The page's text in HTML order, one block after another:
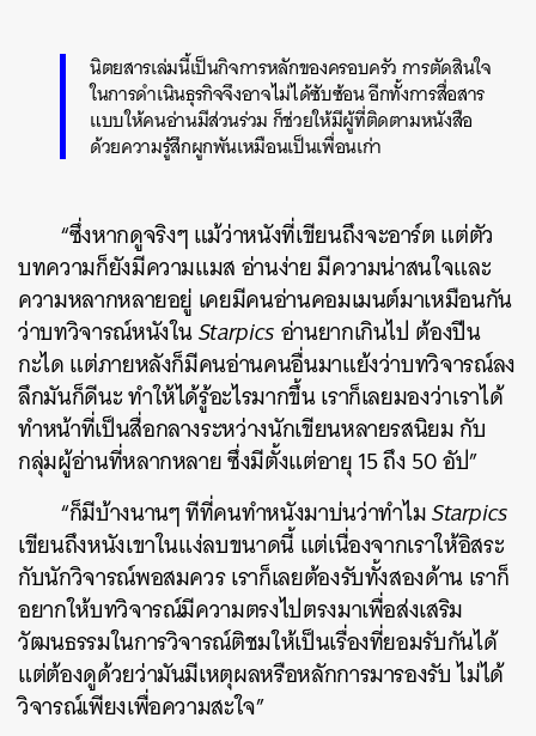
นิตยสารเล่มนี้เป็นกิจการหลักของครอบครัว การตัดสินใจ
ในการดำเนินธุรกิจจึงอาจไม่ได้ซับซ้อน อีกทั้งการสื่อสาร
แบบให้คนอ่านมีส่วนร่วม ก็ช่วยให้มีผู้ที่ติดตามหนังสือ
ด้วยความรู้สึกผูกพันเหมือนเป็นเพื่อนเก่า
“ซึ่งหากดูจริงๆ แม้ว่าหนังที่เขียนถึงจะอาร์ต แต่ตัว
บทความก็ยังมีความแมส อ่านง่าย มีความน่าสนใจและ
ความหลากหลายอยู่ เคยมีคนอ่านคอมเมนต์มาเหมือนกัน
ว่าบทวิจารณ์หนังในStarpicsอ่านยากเกินไป ต้องปีน
กะได แต่ภายหลังก็มีคนอ่านคนอื่นมาแย้งว่าบทวิจารณ์ลง
ลึกมันก็ดีนะ ทำให้ได้รู้อะไรมากขึ้น เราก็เลยมองว่าเราได้
ทำหน้าที่เป็นสื่อกลางระหว่างนักเขียนหลายรสนิยม กับ
กลุ่มผู้อ่านที่หลากหลาย ซึ่งมีตั้งแต่อายุ 15 ถึง 50 อัป”
“ก็มีบ้างนานๆ ทีที่คนทำหนังมาบ่นว่าทำไมStarpics
เขียนถึงหนังเขาในแง่ลบขนาดนี้ แต่เนื่องจากเราให้อิสระ
กับนักวิจารณ์พอสมควร เราก็เลยต้องรับทั้งสองด้าน เราก็
อยากให้บทวิจารณ์มีความตรงไปตรงมาเพื่อส่งเสริม
วัฒนธรรมในการวิจารณ์ติชมให้เป็นเรื่องที่ยอมรับกันได้
แต่ต้องดูด้วยว่ามันมีเหตุผลหรือหลักการมารองรับ ไม่ได้
วิจารณ์เพียงเพื่อความสะใจ”